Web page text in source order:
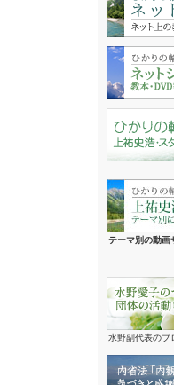
テーマ別の動画
水野副代表のブ